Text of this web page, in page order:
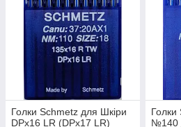
Голки Schmetz для Шкіри
DPx16 LR (DPx17 LR)
Голки
№140